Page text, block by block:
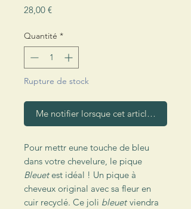
28,00 €Prix
Quantité *
Rupture de stock
Me notifier lorsque cet article est
Pour mettr eune touche de bleu
dans votre chevelure, le pique
Bleuetest idéal ! Un pique à
cheveux original avec sa fleur en
cuir recyclé. Ce joli bleuetviendra